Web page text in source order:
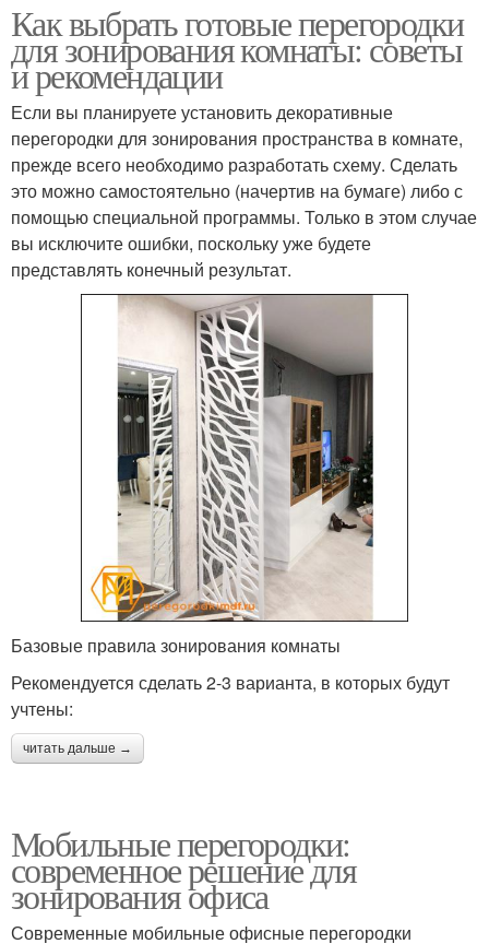
Как выбрать готовые перегородки
для зонирования комнаты: советы
и рекомендации
Если вы планируете установить декоративные
перегородки для зонирования пространства в комнате,
прежде всего необходимо разработать схему. Сделать
это можно самостоятельно (начертив на бумаге) либо с
помощью специальной программы. Только в этом случае
вы исключите ошибки, поскольку уже будете
представлять конечный результат.
Базовые правила зонирования комнаты
Рекомендуется сделать 2-3 варианта, в которых будут
учтены:
читать дальше →
Мобильные перегородки:
современное решение для
зонирования офиса
Современные мобильные офисные перегородки